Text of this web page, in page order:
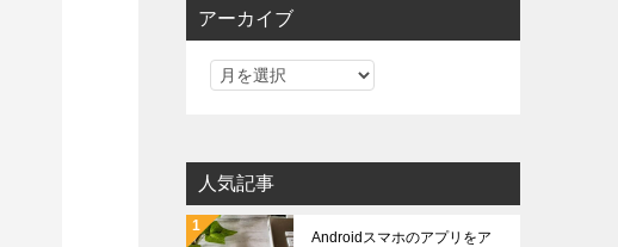
アーカイブ
ア
イ
ブ
人気記事
Androidスマホのアプリをア